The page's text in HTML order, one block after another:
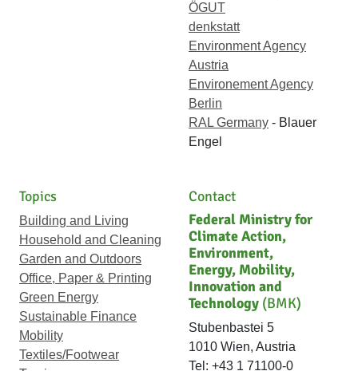
ÖGUT
denkstatt
Environment Agency
Austria
Environement Agency
Berlin
RAL Germany - Blauer
Engel
Topics
Building and Living
Household and Cleaning
Garden and Outdoors
Office, Paper & Printing
Green Energy
Sustainable Finance
Mobility
Textiles/Footwear
Contact
Federal Ministry for
Climate Action,
Environment,
Energy, Mobility,
Innovation and
Technology (BMK)
Stubenbastei 5
1010 Wien, Austria
Tel: +43 1 71100-0